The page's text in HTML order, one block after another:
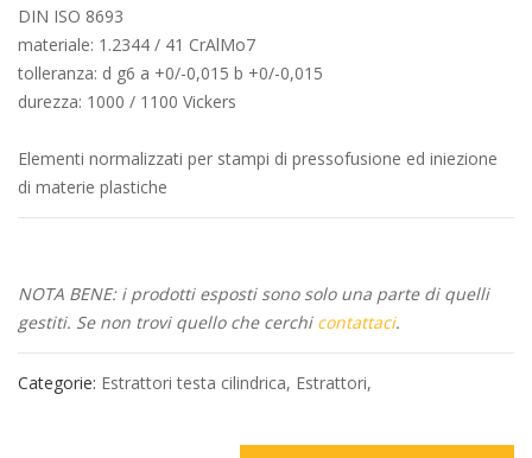
DIN ISO 8693
materiale: 1.2344 / 41 CrAlMo7
tolleranza: d g6 a +0/-0,015 b +0/-0,015
durezza: 1000 / 1100 Vickers
Elementi normalizzati per stampi di pressofusione ed iniezione
di materie plastiche
NOTA BENE: i prodotti esposti sono solo una parte di quelli
gestiti. Se non trovi quello che cerchi contattaci.
Categorie: Estrattori testa cilindrica, Estrattori,